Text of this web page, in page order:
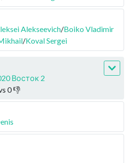
Alekseevich/Boiko Vladimir
/Koval Sergei
Восток 2
0👎